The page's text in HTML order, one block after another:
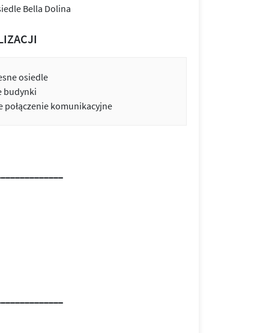
osiedle
budynki
połączenie komunikacyjne